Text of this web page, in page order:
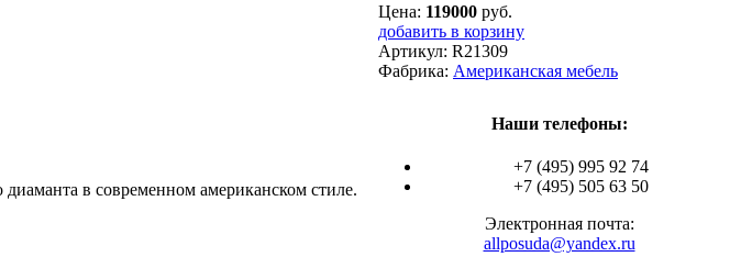
в современном американском стиле.
Цена: 119000 руб.
добавить в корзину
Артикул: R21309
Фабрика: Американская мебель
Наши телефоны:
+7 (495) 995 92 74
+7 (495) 505 63 50
Электронная почта:
allposuda@yandex.ru